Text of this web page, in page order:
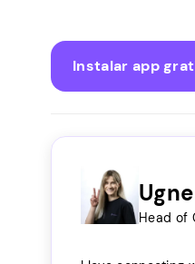
Instalar app
Head of